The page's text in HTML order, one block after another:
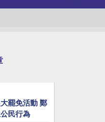
罷免活動 鄭
民行為